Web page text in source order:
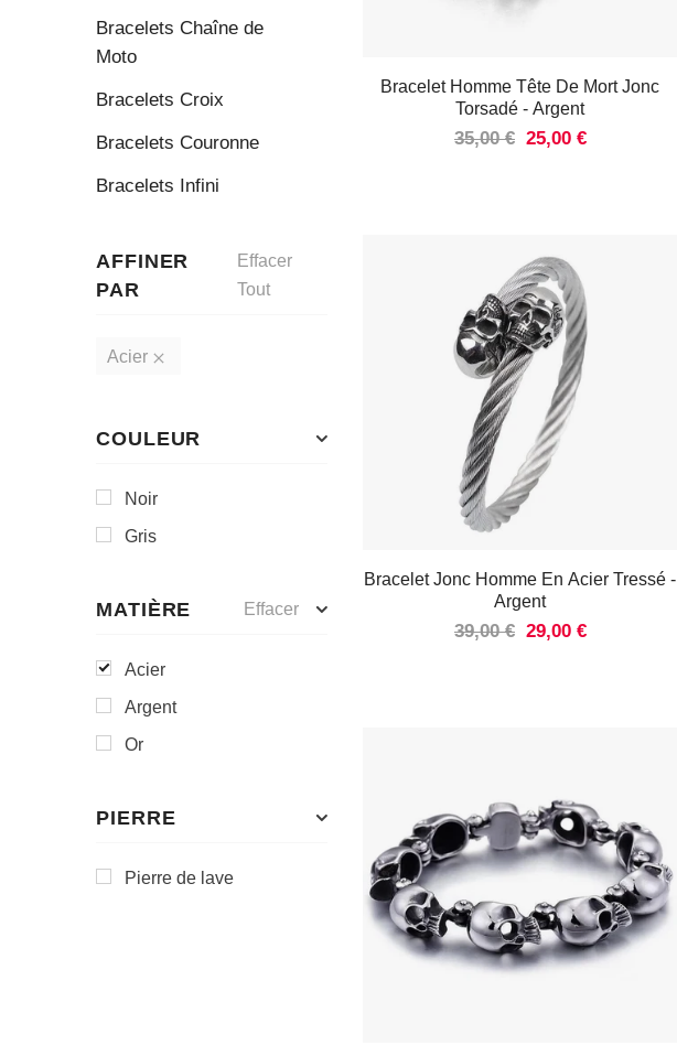
Bracelets Chaîne de
Moto
Bracelets Croix
Bracelets Couronne
Bracelets Infini
AFFINER
PAR
Effacer
Tout
Acier
COULEUR
Noir
Gris
MATIÈRE Effacer
Acier
Argent
Or
PIERRE
Pierre de lave
Bracelet Homme Tête De Mort Jonc
Torsadé- Argent
35,00 € 25,00 €
Bracelet Jonc Homme En Acier Tressé-
Argent
39,00 € 29,00 €